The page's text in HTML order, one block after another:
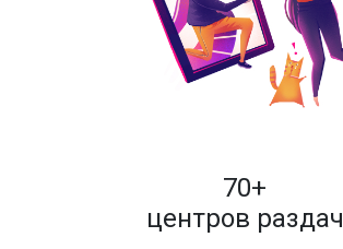
70+
центров раздач